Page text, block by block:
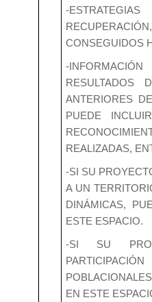
-
CONSEGUIDOS
-
RESULTADOS
ANTERIORES
PUEDE
REALIZADAS,
-SI SU
A UN
DINÁMICAS,
ESTE ESPACIO.
-SI SU
EN ESTE